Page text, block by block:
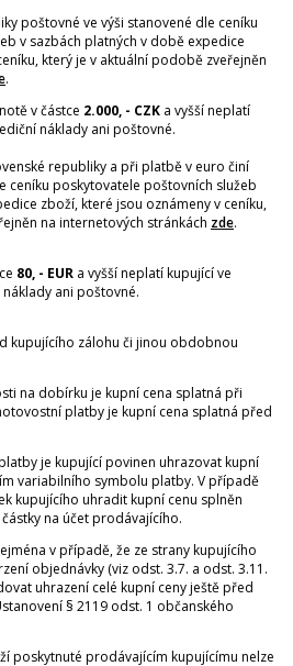
poštovné ve výši stanovené dle ceníku
v sazbách platných v době expedice
který je v aktuální podobě zveřejněn
.
v částce 2.000, - CZK a vyšší neplatí
náklady ani poštovné.
republiky a při platbě v euro činí
ceníku poskytovatele poštovních služeb
zboží, které jsou oznámeny v ceníku,
na internetových stránkách zde.
80, - EUR a vyšší neplatí kupující ve
ani poštovné.
kupujícího zálohu či jinou obdobnou
na dobírku je kupní cena splatná při
platby je kupní cena splatná před
je kupující povinen uhrazovat kupní
variabilního symbolu platby. V případě
kupujícího uhradit kupní cenu splněn
na účet prodávajícího.
v případě, že ze strany kupujícího
objednávky (viz odst. 3.7. a odst. 3.11.
uhrazení celé kupní ceny ještě před
§ 2119 odst. 1 občanského
poskytnuté prodávajícím kupujícímu nelze